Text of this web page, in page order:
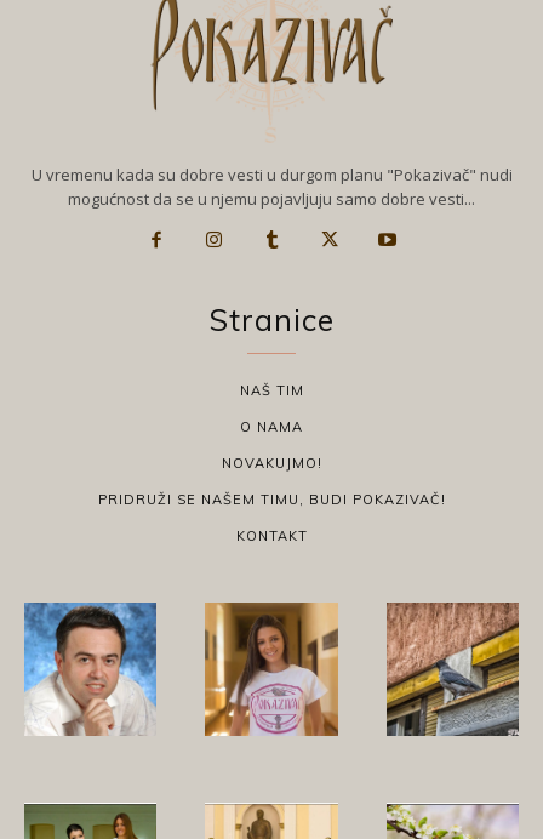
U vremenu kada su dobre vesti u durgom planu "Pokazivač" nudi
mogućnost da se u njemu pojavljuju samo dobre vesti...
Stranice
NAŠ TIM
O NAMA
NOVAKUJMO!
PRIDRUŽI SE NAŠEM TIMU, BUDI POKAZIVAČ!
KONTAKT